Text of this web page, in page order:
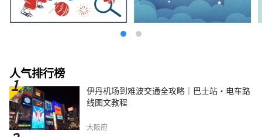
人气排行榜
伊丹机场到难波交通全攻略｜巴士站・电车路
线图文教程
大阪府